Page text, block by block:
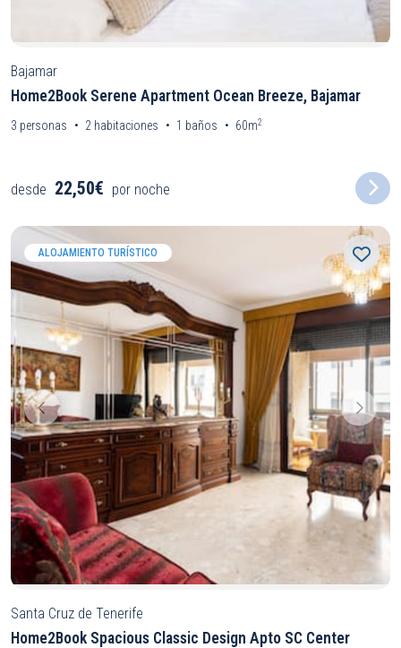
Bajamar
Home2Book Serene Apartment Ocean Breeze, Bajamar
3 personas 2 habitaciones 1 baños 60m2
desde 22,50€ por noche
ALOJAMIENTO TURÍSTICO
Santa Cruz de Tenerife
Home2Book Spacious Classic Design Apto SC Center